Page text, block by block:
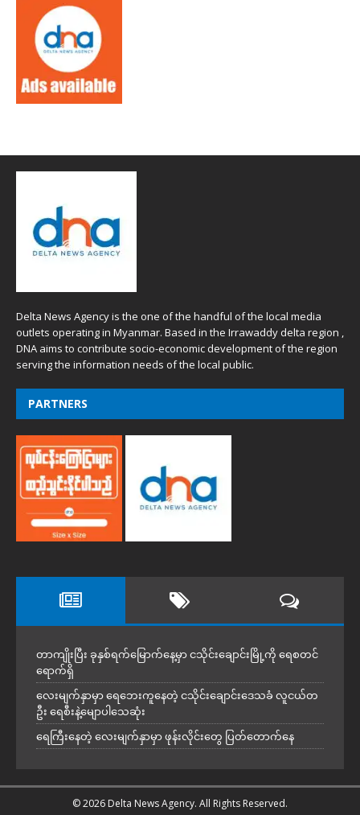
Delta News Agency is the one of the handful of the local media
outlets operating in Myanmar. Based in the Irrawaddy delta region ,
DNA aims to contribute socio-economic development of the region
serving the information needs of the local public.
PARTNERS
တာကျိုးပြီး ခုနှစ်ရက်မြောက်နေ့မှာ ငသိုင်းချောင်းမြို့ကို ရေစတင်
ရောက်ရှိ
လေးမျက်နှာမှာ ရေဘေးကူနေတဲ့ ငသိုင်းချောင်းဒေသခံ လူငယ်တ
ဦး ရေစီးနဲ့မျောပါသေဆုံး
ရေကြီးနေတဲ့ လေးမျက်နှာမှာ ဖုန်းလိုင်းတွေ ပြတ်တောက်နေ
© 2026 Delta News Agency. All Rights Reserved.